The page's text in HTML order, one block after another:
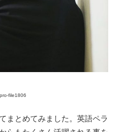
file1806
まとめてみました。英語ペラ